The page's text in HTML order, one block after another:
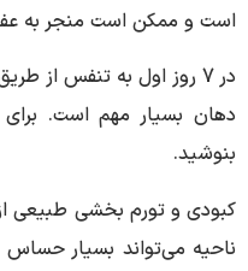
است و ممکن است منجر به
در 7 روز اول به تنفس از
دهان بسیار مهم است. برای
بنوشید.
کبودی و تورم بخشی طبیعی
ناحیه می‌تواند بسیار